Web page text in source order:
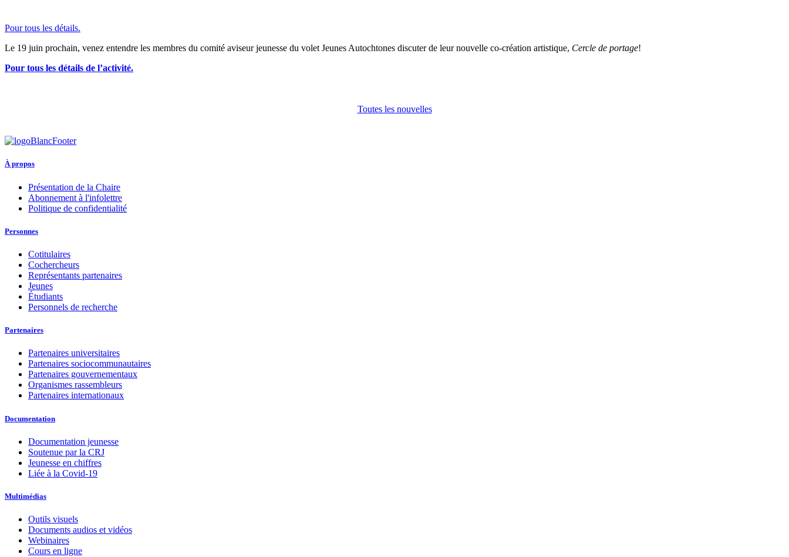
Pour tous les détails.
Le 19 juin prochain, venez entendre les membres du comité aviseur jeunesse du volet Jeunes Autochtones discuter de leur nouvelle co-création artistique, Cercle de portage!
Pour tous les détails de l’activité.
Toutes les nouvelles
À propos
Présentation de la Chaire
Abonnement à l'infolettre
Politique de confidentialité
Personnes
Cotitulaires
Cochercheurs
Représentants partenaires
Jeunes
Étudiants
Personnels de recherche
Partenaires
Partenaires universitaires
Partenaires sociocommunautaires
Partenaires gouvernementaux
Organismes rassembleurs
Partenaires internationaux
Documentation
Documentation jeunesse
Soutenue par la CRJ
Jeunesse en chiffres
Liée à la Covid-19
Multimédias
Outils visuels
Documents audios et vidéos
Webinaires
Cours en ligne